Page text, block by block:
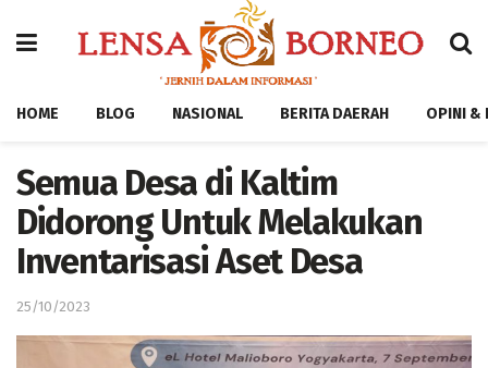
HOME BLOG NASIONAL BERITA DAERAH OPINI &
Semua Desa di Kaltim
Didorong Untuk Melakukan
Inventarisasi Aset Desa
25/10/2023